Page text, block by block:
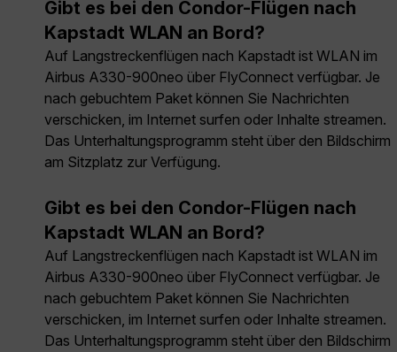
Gibt es bei den Condor-Flügen nach
Kapstadt WLAN an Bord?
Auf Langstreckenflügen nach Kapstadt ist WLAN im
Airbus A330-900neo über FlyConnect verfügbar. Je
nach gebuchtem Paket können Sie Nachrichten
verschicken, im Internet surfen oder Inhalte streamen.
Das Unterhaltungsprogramm steht über den Bildschirm
am Sitzplatz zur Verfügung.
Gibt es bei den Condor-Flügen nach
Kapstadt WLAN an Bord?
Auf Langstreckenflügen nach Kapstadt ist WLAN im
Airbus A330-900neo über FlyConnect verfügbar. Je
nach gebuchtem Paket können Sie Nachrichten
verschicken, im Internet surfen oder Inhalte streamen.
Das Unterhaltungsprogramm steht über den Bildschirm